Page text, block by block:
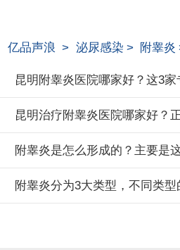
亿品声浪 > 泌尿感染 > 附睾炎
昆明附睾炎医院哪家好？这3
昆明治疗附睾炎医院哪家好？
附睾炎是怎么形成的？主要是
附睾炎分为3大类型，不同类型